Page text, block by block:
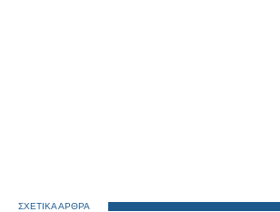
ΣΧΕΤΙΚΑ ΑΡΘΡΑ